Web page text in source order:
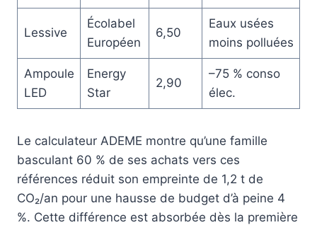
Lessive
Écolabel
Européen
6,50
Eaux usées
moins polluées
Ampoule
LED
Energy
Star
2,90
–75 % conso
élec.
Le calculateur ADEME montre qu’une famille
basculant 60 % de ses achats vers ces
références réduit son empreinte de 1,2 t de
CO₂/an pour une hausse de budget d’à peine 4
%. Cette différence est absorbée dès la première